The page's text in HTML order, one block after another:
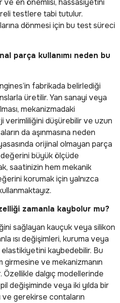
ve en önemlisi, hassasiyetini
testlere tabi tutulur.
dönmesi için bu test süreci
parça kullanımı neden bu
fabrikada belirlediği
üretilir. Yan sanayi veya
mekanizmadaki
verimliliğini düşürebilir ve uzun
da aşınmasına neden
orijinal olmayan parça
büyük ölçüde
saatinizin hem mekanik
korumak için yalnızca
zamanla kaybolur mu?
sağlayan kauçuk veya silikon
ısı değişimleri, kuruma veya
kaybedebilir. Bu
ve mekanizmanın
dalgıç modellerinde
değişiminde veya iki yılda bir
ve gerekirse contaların